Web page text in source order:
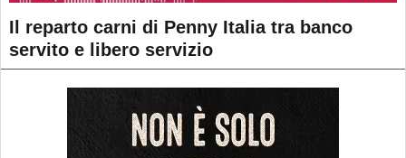
Il reparto carni di Penny Italia tra banco
servito e libero servizio